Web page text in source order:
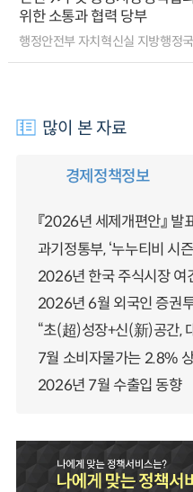
위한 소통과 협력 당부
행정안전부 자치혁신실 지방행정
많이 본 자료
경제정책정보
『2026년 세제개편안』 발
과기정통부, ‘누누티비 시
2026년 한국 주식시장 여
2026년 6월 외국인 증권
“초(超)성장+신(新)공간,
7월 소비자물가는 2.8%
2026년 7월 수출입 동향